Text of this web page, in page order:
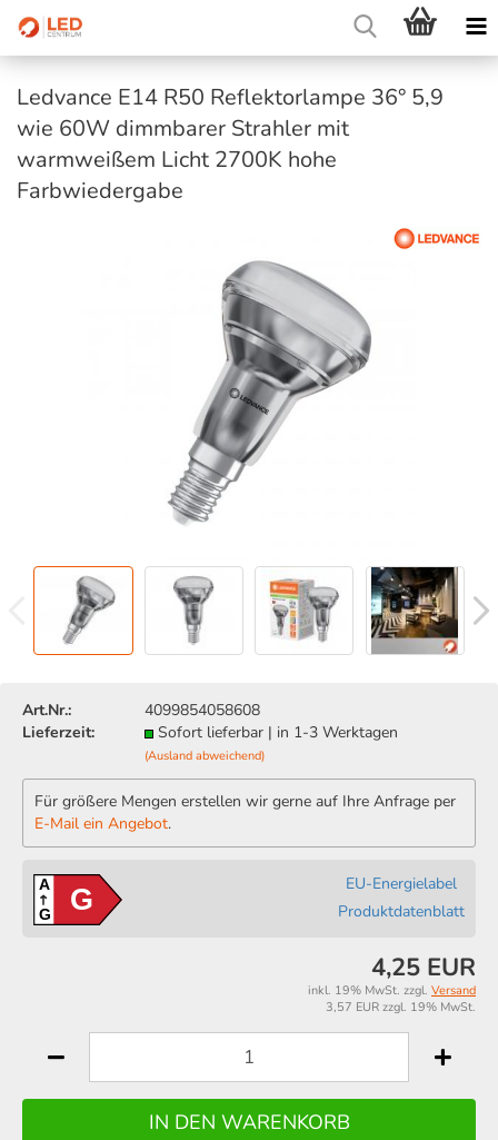
Ledvance E14 R50 Reflektorlampe 36° 5,9
wie 60W dimmbarer Strahler mit
warmweißem Licht 2700K hohe
Farbwiedergabe
Art.Nr.:
4099854058608
Lieferzeit:
Sofort lieferbar | in 1-3 Werktagen
(Ausland abweichend)
Für größere Mengen erstellen wir gerne auf Ihre Anfrage per
E-Mail ein Angebot.
A
GG
EU-Energielabel
Produktdatenblatt
4,25 EUR
inkl. 19% MwSt. zzgl. Versand
3,57 EUR zzgl. 19% MwSt.